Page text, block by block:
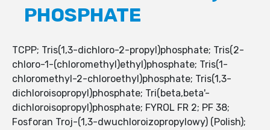
PHOSPHATE
TCPP; Tris(1,3-dichloro-2-propyl)phosphate; Tris(2-
chloro-1-(chloromethyl)ethyl)phosphate; Tris(1-
chloromethyl-2-chloroethyl)phosphate; Tris(1,3-
dichloroisopropyl)phosphate; Tri(beta,beta'-
dichloroisopropyl)phosphate; FYROL FR 2; PF 38;
Fosforan Troj-(1,3-dwuchloroizopropylowy) (Polish);